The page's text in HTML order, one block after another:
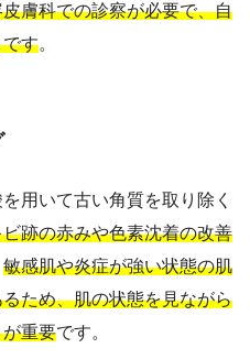
膚科での診察が必要で、自
す。
用いて古い角質を取り除く
跡の赤みや色素沈着の改善
敏感肌や炎症が強い状態の肌
ため、肌の状態を見ながら
重要です。